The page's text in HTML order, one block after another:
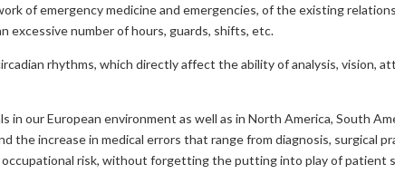
of emergency medicine and emergencies, of the existing
excessive number of hours, guards, shifts, etc.
rhythms, which directly affect the ability of analysis, vision,
our European environment as well as in North America, South
increase in medical errors that range from diagnosis, surgical
risk, without forgetting the putting into play of patient